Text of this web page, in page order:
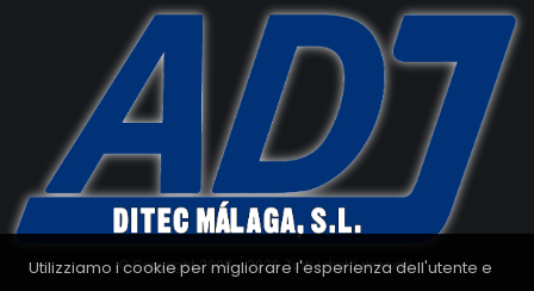
Utilizziamo i cookie per migliorare l'esperienza dell'utente e
© Copyright 2008 - 2026. Tutti i diritti riservati.